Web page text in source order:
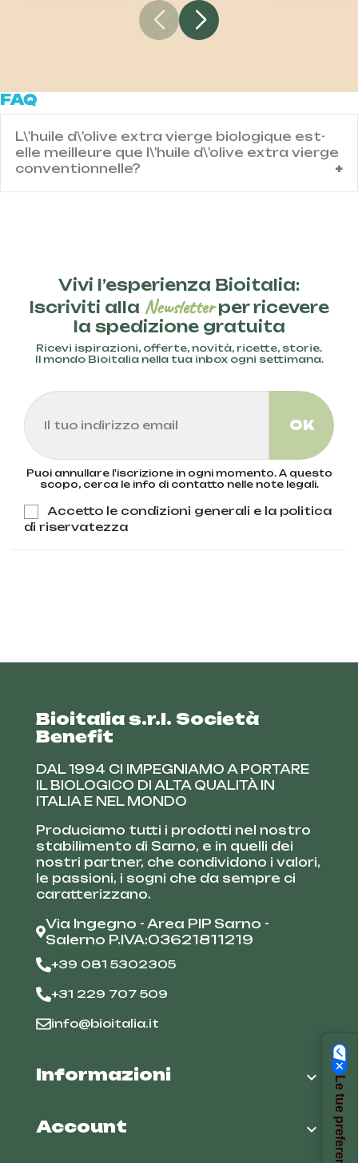
FAQ
L\'huile d\'olive extra vierge biologique est-
elle meilleure que l\'huile d\'olive extra vierge
conventionnelle?
Vivi l’esperienza Bioitalia:
Iscriviti alla Newsletterper ricevere
la spedizione gratuita
Ricevi ispirazioni, offerte, novità, ricette, storie.
Il mondo Bioitalia nella tua inbox ogni settimana.
Puoi annullare l'iscrizione in ogni momento. A questo
scopo, cerca le info di contatto nelle note legali.
Accetto le condizioni generali e la politica
di riservatezza
Bioitalia s.r.l. Società
Benefit
DAL 1994 CI IMPEGNIAMO A PORTARE
IL BIOLOGICO DI ALTA QUALITÀ IN
ITALIA E NEL MONDO
Produciamo tutti i prodotti nel nostro
stabilimento di Sarno, e in quelli dei
nostri partner, che condividono i valori,
le passioni, i sogni che da sempre ci
caratterizzano.
Via Ingegno - Area PIP Sarno -
Salerno P.IVA:03621811219
+39 081 5302305
+31 229 707 509
info@bioitalia.it
Informazioni 
Account 